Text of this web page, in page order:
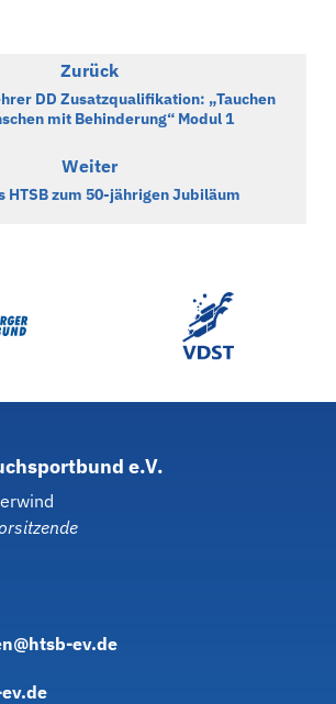
Zurück
DD Zusatzqualifikation: „Tauchen
mit Behinderung“ Modul 1
Weiter
HTSB zum 50-jährigen Jubiläum
e.V.
ev.de